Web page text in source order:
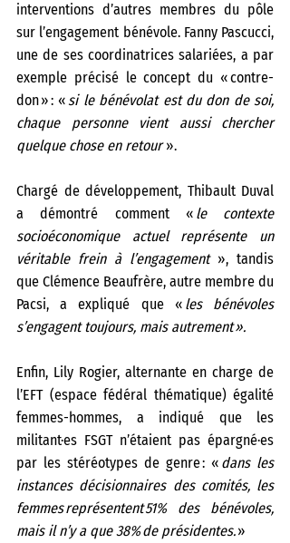
interventions d’autres membres du pôle
sur l’engagement bénévole. Fanny Pascucci,
une de ses coordinatrices salariées, a par
exemple précisé le concept du « contre-
don » : « si le bénévolat est du don de soi,
chaque personne vient aussi chercher
quelque chose en retour ».
Chargé de développement, Thibault Duval
a démontré comment « le contexte
socioéconomique actuel représente un
véritable frein à l’engagement », tandis
que Clémence Beaufrère, autre membre du
Pacsi, a expliqué que « les bénévoles
s’engagent toujours, mais autrement ».
Enfin, Lily Rogier, alternante en charge de
l’EFT (espace fédéral thématique) égalité
femmes-hommes, a indiqué que les
militant·es FSGT n’étaient pas épargné·es
par les stéréotypes de genre : « dans les
instances décisionnaires des comités, les
femmes représentent 51% des bénévoles,
mais il n’y a que 38% de présidentes. »